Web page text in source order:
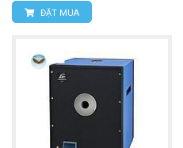
ĐẶT MUA